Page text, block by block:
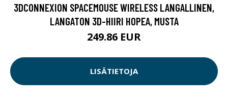
3DCONNEXION SPACEMOUSE WIRELESS LANGALLINEN,
LANGATON 3D-HIIRI HOPEA, MUSTA
249.86 EUR
LISÄTIETOJA